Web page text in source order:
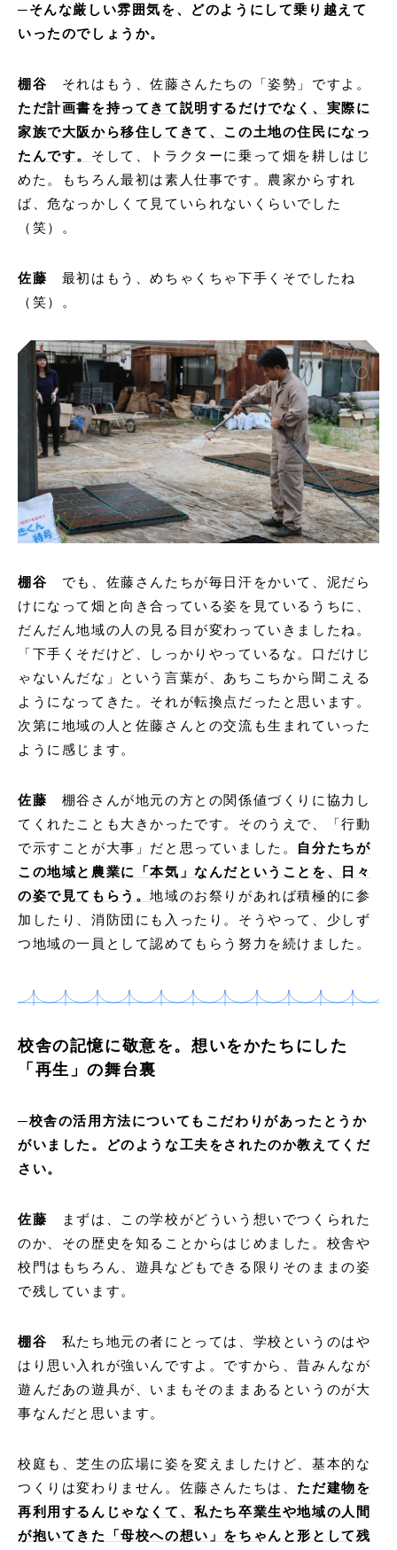
─そんな厳しい雰囲気を、どのようにして乗り越えて
いったのでしょうか。
棚谷
それはもう、佐藤さんたちの「姿勢」ですよ。
ただ計画書を持ってきて説明するだけでなく、実際に
家族で大阪から移住してきて、この土地の住民になっ
たんです。 そして、トラクターに乗って畑を耕しはじ
めた。もちろん最初は素人仕事です。農家からすれ
ば、危なっかしくて見ていられないくらいでした
（笑）。
佐藤
最初はもう、めちゃくちゃ下手くそでしたね
（笑）。
棚谷
でも、佐藤さんたちが毎日汗をかいて、泥だら
けになって畑と向き合っている姿を見ているうちに、
だんだん地域の人の見る目が変わっていきましたね。
「下手くそだけど、しっかりやっているな。口だけじ
ゃないんだな」という言葉が、あちこちから聞こえる
ようになってきた。それが転換点だったと思います。
次第に地域の人と佐藤さんとの交流も生まれていった
ように感じます。
佐藤
棚谷さんが地元の方との関係値づくりに協力し
てくれたことも大きかったです。そのうえで、「行動
で示すことが大事」だと思っていました。 自分たちが
この地域と農業に「本気」なんだということを、日々
の姿で見てもらう。地域のお祭りがあれば積極的に参
加したり、消防団にも入ったり。そうやって、少しず
つ地域の一員として認めてもらう努力を続けました。
校舎の記憶に敬意を。想いをかたちにした
「再生」の舞台裏
─校舎の活用方法についてもこだわりがあったとうか
がいました。どのような工夫をされたのか教えてくだ
さい。
佐藤
まずは、この学校がどういう想いでつくられた
のか、その歴史を知ることからはじめました。校舎や
校門はもちろん、遊具などもできる限りそのままの姿
で残しています。
棚谷
私たち地元の者にとっては、学校というのはや
はり思い入れが強いんですよ。ですから、昔みんなが
遊んだあの遊具が、いまもそのままあるというのが大
事なんだと思います。
校庭も、芝生の広場に姿を変えましたけど、基本的な
つくりは変わりません。佐藤さんたちは、 ただ建物を
再利用するんじゃなくて、私たち卒業生や地域の人間
が抱いてきた「母校への想い」をちゃんと形として残